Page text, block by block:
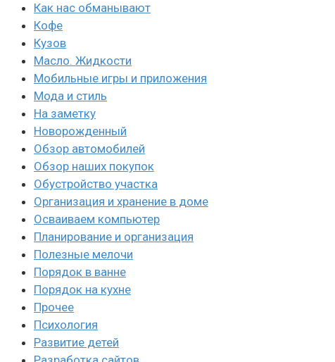
Как нас обманывают
Кофе
Кузов
Масло. Жидкости
Мобильные игры и приложения
Мода и стиль
На заметку
Новорожденный
Обзор автомобилей
Обзор наших покупок
Обустройство участка
Организация и хранение в доме
Осваиваем компьютер
Планирование и организация
Полезные мелочи
Порядок в ванне
Порядок на кухне
Прочее
Психология
Развитие детей